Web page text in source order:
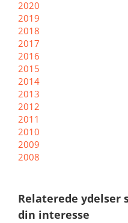
2020
2019
2018
2017
2016
2015
2014
2013
2012
2011
2010
2009
2008
Relaterede ydelser
din interesse